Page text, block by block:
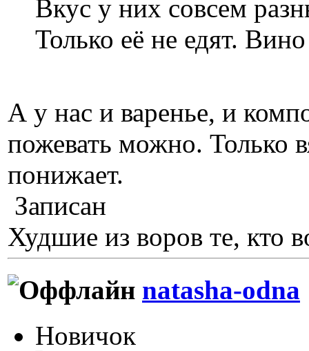
Вкус у них совсем
Только её не едят.
А у нас и варенье, и
пожевать можно. Только
понижает.
Записан
Худшие из воров те, кто
natasha-odna
Новичок